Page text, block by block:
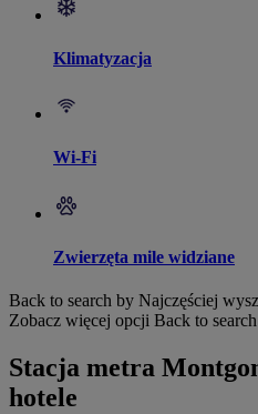
Klimatyzacja
Wi-Fi
Zwierzęta mile widziane
Back to search by Najczęściej
Zobacz więcej opcji Back to
Stacja metra
hotele